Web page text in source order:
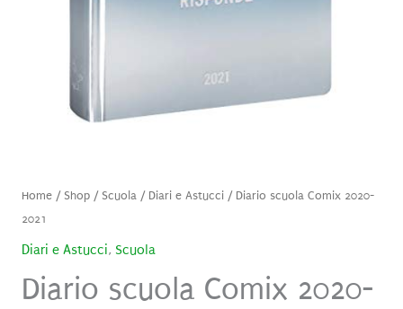
Home/ Shop/ Scuola/ Diari e Astucci/ Diario scuola Comix 2020-
2021
Diari e Astucci, Scuola
Diario scuola Comix 2020-